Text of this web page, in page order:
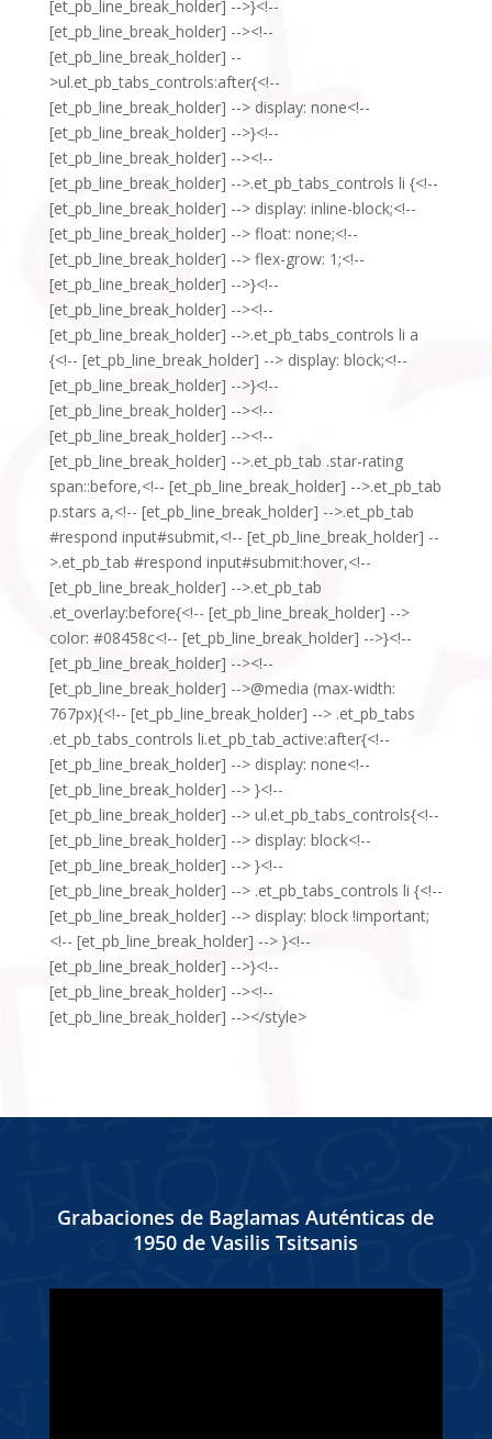
[et_pb_line_break_holder] -->}<!--
[et_pb_line_break_holder] --><!--
[et_pb_line_break_holder] --
>ul.et_pb_tabs_controls:after{<!--
[et_pb_line_break_holder] --> display: none<!--
[et_pb_line_break_holder] -->}<!--
[et_pb_line_break_holder] --><!--
[et_pb_line_break_holder] -->.et_pb_tabs_controls li {<!--
[et_pb_line_break_holder] --> display: inline-block;<!--
[et_pb_line_break_holder] --> float: none;<!--
[et_pb_line_break_holder] --> flex-grow: 1;<!--
[et_pb_line_break_holder] -->}<!--
[et_pb_line_break_holder] --><!--
[et_pb_line_break_holder] -->.et_pb_tabs_controls li a
{<!-- [et_pb_line_break_holder] --> display: block;<!--
[et_pb_line_break_holder] -->}<!--
[et_pb_line_break_holder] --><!--
[et_pb_line_break_holder] --><!--
[et_pb_line_break_holder] -->.et_pb_tab .star-rating
span::before,<!-- [et_pb_line_break_holder] -->.et_pb_tab
p.stars a,<!-- [et_pb_line_break_holder] -->.et_pb_tab
#respond input#submit,<!-- [et_pb_line_break_holder] --
>.et_pb_tab #respond input#submit:hover,<!--
[et_pb_line_break_holder] -->.et_pb_tab
.et_overlay:before{<!-- [et_pb_line_break_holder] -->
color: #08458c<!-- [et_pb_line_break_holder] -->}<!--
[et_pb_line_break_holder] --><!--
[et_pb_line_break_holder] -->@media (max-width:
767px){<!-- [et_pb_line_break_holder] --> .et_pb_tabs
.et_pb_tabs_controls li.et_pb_tab_active:after{<!--
[et_pb_line_break_holder] --> display: none<!--
[et_pb_line_break_holder] --> }<!--
[et_pb_line_break_holder] --> ul.et_pb_tabs_controls{<!--
[et_pb_line_break_holder] --> display: block<!--
[et_pb_line_break_holder] --> }<!--
[et_pb_line_break_holder] --> .et_pb_tabs_controls li {<!--
[et_pb_line_break_holder] --> display: block !important;
<!-- [et_pb_line_break_holder] --> }<!--
[et_pb_line_break_holder] -->}<!--
[et_pb_line_break_holder] --><!--
[et_pb_line_break_holder] --></style>
Grabaciones de Baglamas Auténticas de
1950 de Vasilis Tsitsanis